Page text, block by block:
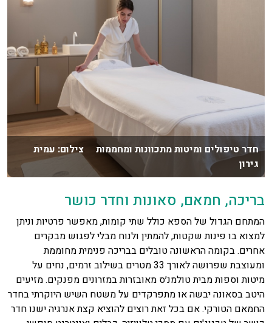
חדר טיפולים ומיטות מתכוונות ומחממות צילום: עמית
גירון
בריכה, חמאם, סאונות וחדר כושר
המתחם הגדול של הספא כולל שתי קומות, מאפשר פרטיות וניתן
למצוא בו פינות שקטות, להמתין ולנוח מבלי לפגוש מבקרים
אחרים. בקומה הראשונה טובלים בבריכה פנימית מחוממת
ומעוצבת שפרושה לאורך 33 מטרים בשילוב זרמים, נחים על
מיטות וספות מבית טולמנ׳ס מאובזרות במזרונים מפנקים. מזיעים
היטב בסאונה יבשה או מתפרקדים על משטח השיש היוקרתי בחדר
החמאם הטורקי. אם בכל זאת רוצים להוציא קצת אנרגיה ישנו חדר